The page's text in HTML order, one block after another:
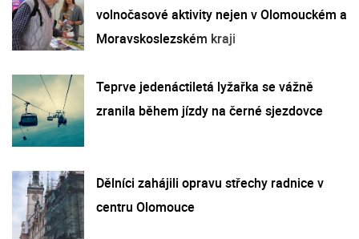
volnočasové aktivity nejen v Olomouckém a
Moravskoslezském kraji
Teprve jedenáctiletá lyžařka se vážně
zranila během jízdy na černé sjezdovce
Dělníci zahájili opravu střechy radnice v
centru Olomouce